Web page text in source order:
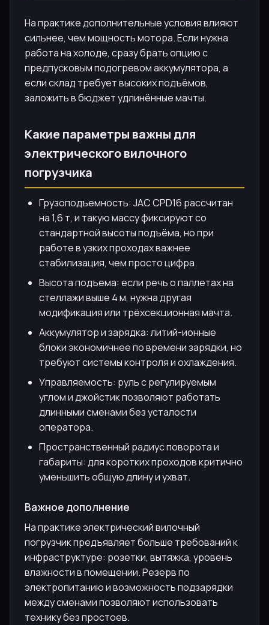
На практике дополнительные условия влияют
сильнее, чем мощность мотора. Если нужна
работа на холоде, сразу брать опцию с
предпусковым подогревом аккумулятора, а
если склад требует высоких подъёмов,
заложить в бюджет удлинённые мачты.
Какие параметры важны для
электрического вилочного
погрузчика
Грузоподъемность: JAC CPD16 рассчитан
на 1,6 т, и такую массу фиксируют со
стандартной высоты подъёма, но при
работе в узких проходах важнее
стабилизация, чем просто цифра.
Высота подъема: если речь о паллетах на
стеллажи выше 4 м, нужна другая
модификация или трёхсекционная мачта.
Аккумулятор и зарядка: литий-ионные
блоки экономичнее по времени зарядки, но
требуют системы контроля и охлаждения.
Управляемость: руль с регулируемым
углом и джойстик позволяют работать
длинными сменами без усталости
оператора.
Пространственный радиус поворота и
габариты: для коротких проходов критично
уменьшить общую длину и ухват.
Важное дополнение
На практике электрический вилочный
погрузчик предъявляет больше требований к
инфраструктуре: розетки, вытяжка, уровень
влажности в помещении. Резерв по
электропитанию и возможность подзарядки
между сменами позволяют использовать
технику без простоев.